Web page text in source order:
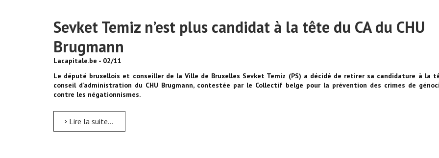
Sevket Temiz n’est plus candidat à la tête du CA du CHU
Brugmann
Lacapitale.be - 02/11
Le député bruxellois et conseiller de la Ville de Bruxelles Sevket Temiz (PS) a décidé de retirer sa candidature à la
conseil d’administration du CHU Brugmann, contestée par le Collectif belge pour la prévention des crimes de
contre les négationnismes.
Lire la suite...